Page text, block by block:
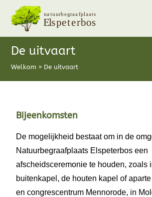
De uitvaart
Welkom » De uitvaart
Bijeenkomsten
De mogelijkheid bestaat om in de
Natuurbegraafplaats Elspeterbos een
afscheidsceremonie te houden, zoals
buitenkapel, de houten kapel of
en congrescentrum Mennorode, in